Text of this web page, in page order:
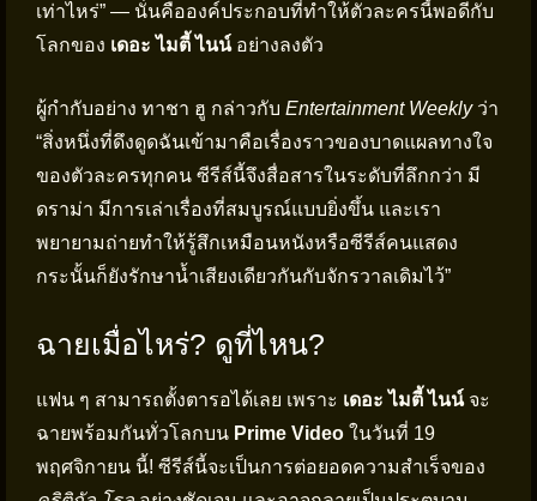
เท่าไหร่” — นั่นคือองค์ประกอบที่ทำให้ตัวละครนี้พอดีกับ
โลกของ เดอะ ไมตี้ ไนน์อย่างลงตัว
ผู้กำกับอย่าง ทาชา ฮู กล่าวกับ Entertainment Weeklyว่า
“สิ่งหนึ่งที่ดึงดูดฉันเข้ามาคือเรื่องราวของบาดแผลทางใจ
ของตัวละครทุกคน ซีรีส์นี้จึงสื่อสารในระดับที่ลึกกว่า มี
ดราม่า มีการเล่าเรื่องที่สมบูรณ์แบบยิ่งขึ้น และเรา
พยายามถ่ายทำให้รู้สึกเหมือนหนังหรือซีรีส์คนแสดง
กระนั้นก็ยังรักษาน้ำเสียงเดียวกันกับจักรวาลเดิมไว้”
ฉายเมื่อไหร่? ดูที่ไหน?
แฟน ๆ สามารถตั้งตารอได้เลย เพราะ เดอะ ไมตี้ ไนน์จะ
ฉายพร้อมกันทั่วโลกบน Prime Video ในวันที่ 19
พฤศจิกายน นี้! ซีรีส์นี้จะเป็นการต่อยอดความสำเร็จของ